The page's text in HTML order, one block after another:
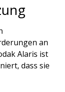
an
Alaris ist
dass sie